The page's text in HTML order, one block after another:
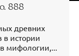
888
древних
в истории
мифологии,...